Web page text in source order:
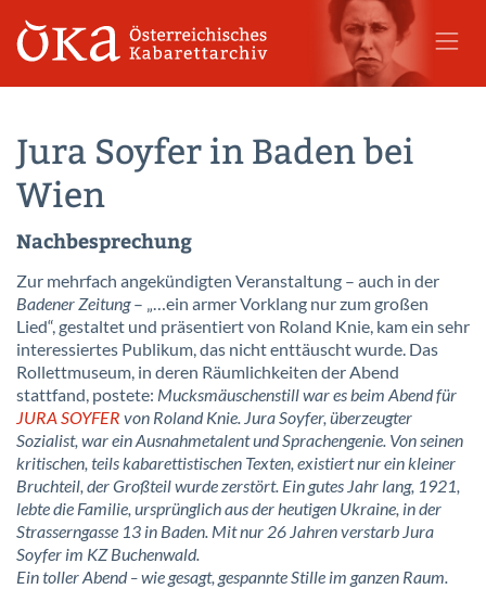
Jura Soyfer in Baden bei
Wien
Nachbesprechung
Zur mehrfach angekündigten Veranstaltung – auch in der
Badener Zeitung– „…ein armer Vorklang nur zum großen
Lied“, gestaltet und präsentiert von Roland Knie, kam ein sehr
interessiertes Publikum, das nicht enttäuscht wurde. Das
Rollettmuseum, in deren Räumlichkeiten der Abend
stattfand, postete: Mucksmäuschenstill war es beim Abend für
JURA SOYFER von Roland Knie. Jura Soyfer, überzeugter
Sozialist, war ein Ausnahmetalent und Sprachengenie. Von seinen
kritischen, teils kabarettistischen Texten, existiert nur ein kleiner
Bruchteil, der Großteil wurde zerstört. Ein gutes Jahr lang, 1921,
lebte die Familie, ursprünglich aus der heutigen Ukraine, in der
Strasserngasse 13 in Baden. Mit nur 26 Jahren verstarb Jura
Soyfer im KZ Buchenwald.
Ein toller Abend – wie gesagt, gespannte Stille im ganzen Raum.